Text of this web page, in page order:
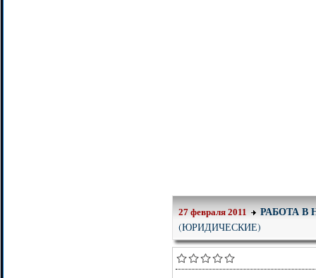
27 февраля 2011 РАБОТА В
(ЮРИДИЧЕСКИЕ)